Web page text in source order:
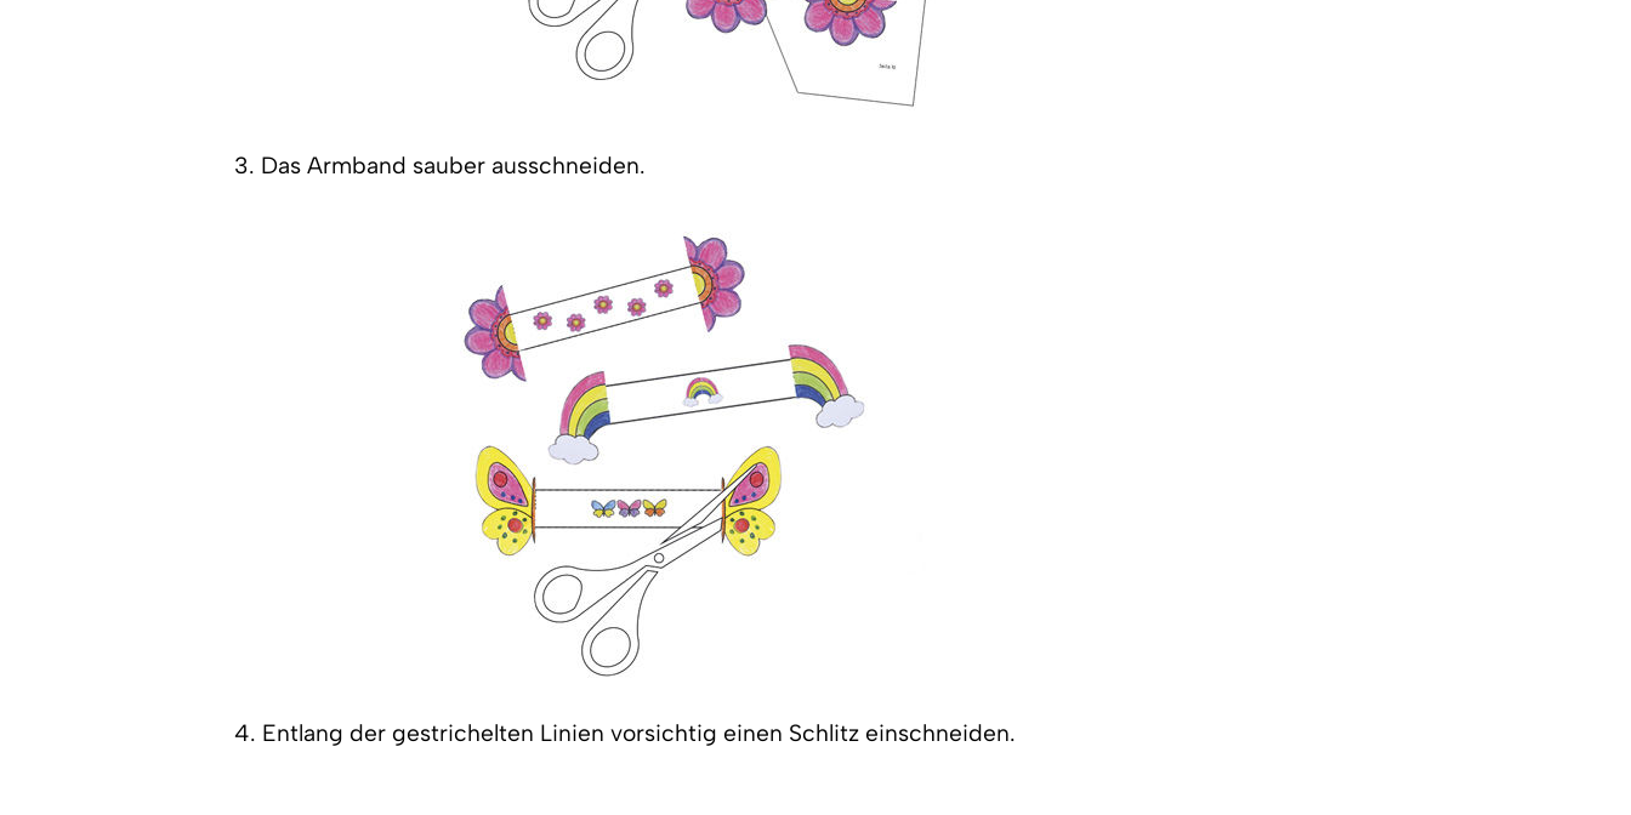
3. Das Armband sauber ausschneiden.
4. Entlang der gestrichelten Linien vorsichtig einen Schlitz einschneiden.